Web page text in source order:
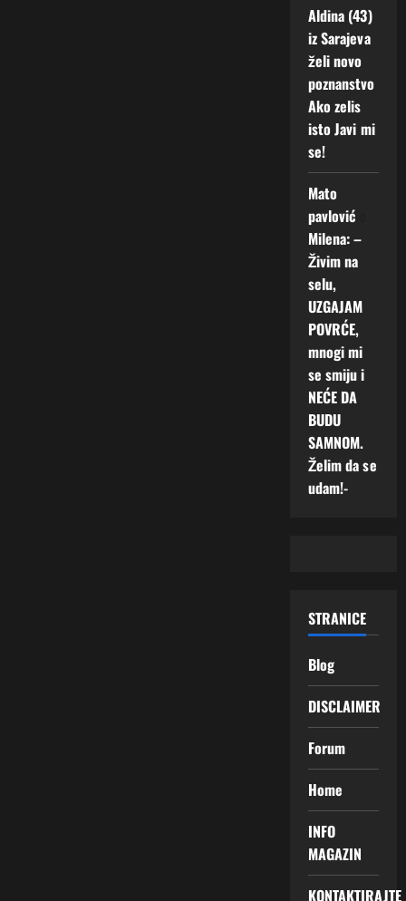
Aldina (43)
iz Sarajeva
želi novo
poznanstvo
Ako zelis
isto Javi mi
se!
Mato
pavlović
Milena: –
Živim na
selu,
UZGAJAM
POVRĆE,
mnogi mi
se smiju i
NEĆE DA
BUDU
SAMNOM.
Želim da se
udam!-
STRANICE
Blog
DISCLAIMER
Forum
Home
INFO
MAGAZIN
KONTAKTIRAJTE